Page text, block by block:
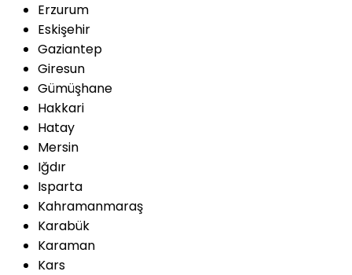
Erzurum
Eskişehir
Gaziantep
Giresun
Gümüşhane
Hakkari
Hatay
Mersin
Iğdır
Isparta
Kahramanmaraş
Karabük
Karaman
Kars